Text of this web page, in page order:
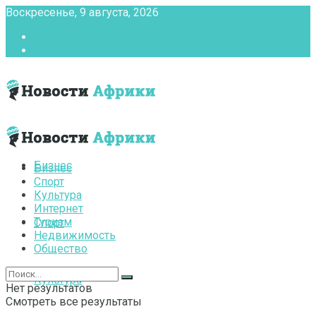
Воскресенье, 9 августа, 2026
Бизнес
Спорт
Культура
Бизнес
Спорт
Культура
Интернет
Туризм
Недвижимость
Общество
Нет результатов
Смотреть все результаты